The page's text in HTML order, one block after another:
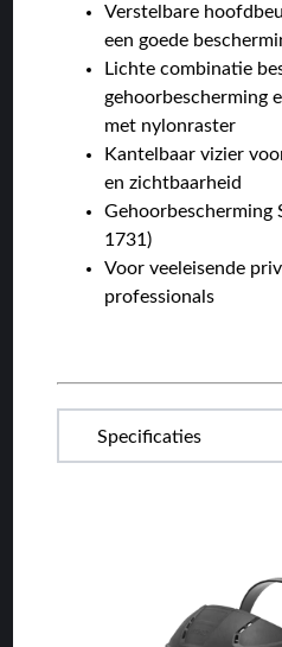
Verstelbare
een goede
Lichte combinatie
gehoorbescherming
met nylonraster
Kantelbaar vizier
en zichtbaarheid
Gehoorbescherming
1731)
Voor veeleisende
professionals